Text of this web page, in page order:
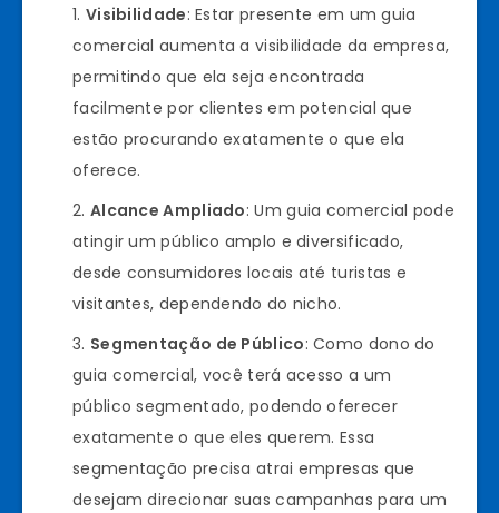
Visibilidade: Estar presente em um guia
comercial aumenta a visibilidade da empresa,
permitindo que ela seja encontrada
facilmente por clientes em potencial que
estão procurando exatamente o que ela
oferece.
Alcance Ampliado: Um guia comercial pode
atingir um público amplo e diversificado,
desde consumidores locais até turistas e
visitantes, dependendo do nicho.
Segmentação de Público: Como dono do
guia comercial, você terá acesso a um
público segmentado, podendo oferecer
exatamente o que eles querem. Essa
segmentação precisa atrai empresas que
desejam direcionar suas campanhas para um